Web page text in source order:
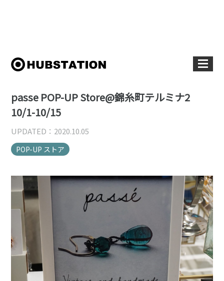
passe POP-UP Store@錦糸町テルミナ2
10/1-10/15
UPDATED：2020.10.05
POP-UP ストア